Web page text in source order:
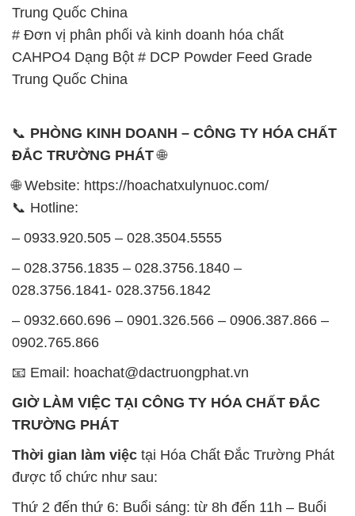
Trung Quốc China
# Đơn vị phân phối và kinh doanh hóa chất
CAHPO4 Dạng Bột # DCP Powder Feed Grade
Trung Quốc China
📞 PHÒNG KINH DOANH – CÔNG TY HÓA CHẤT
ĐẮC TRƯỜNG PHÁT🌐
🌐 Website: https://hoachatxulynuoc.com/
📞 Hotline:
– 0933.920.505 – 028.3504.5555
– 028.3756.1835 – 028.3756.1840 –
028.3756.1841- 028.3756.1842
– 0932.660.696 – 0901.326.566 – 0906.387.866 –
0902.765.866
📧 Email: hoachat@dactruongphat.vn
GIỜ LÀM VIỆC TẠI CÔNG TY HÓA CHẤT ĐẮC
TRƯỜNG PHÁT
Thời gian làm việc tại Hóa Chất Đắc Trường Phát
được tổ chức như sau:
Thứ 2 đến thứ 6: Buổi sáng: từ 8h đến 11h – Buổi